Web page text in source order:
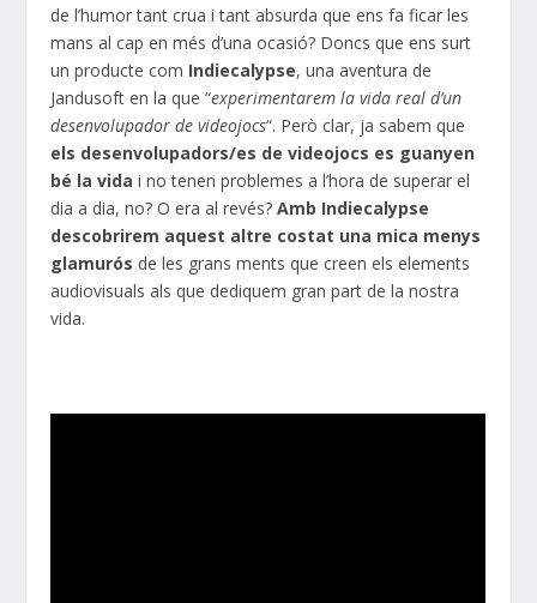
de l’humor tant crua i tant absurda que ens fa ficar les
mans al cap en més d’una ocasió? Doncs que ens surt
un producte com Indiecalypse, una aventura de
Jandusoft en la que “experimentarem la vida real d’un
desenvolupador de videojocs“. Però clar, ja sabem que
els desenvolupadors/es de videojocs es guanyen
bé la vida i no tenen problemes a l’hora de superar el
dia a dia, no? O era al revés?Amb Indiecalypse
descobrirem aquest altre costat una mica menys
glamurós de les grans ments que creen els elements
audiovisuals als que dediquem gran part de la nostra
vida.